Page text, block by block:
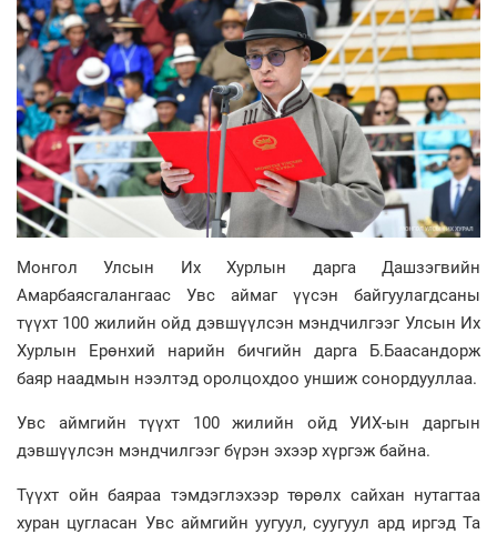
Монгол Улсын Их Хурлын дарга Дашзэгвийн
Амарбаясгалангаас Увс аймаг үүсэн байгуулагдсаны
түүхт 100 жилийн ойд дэвшүүлсэн мэндчилгээг Улсын Их
Хурлын Ерөнхий нарийн бичгийн дарга Б.Баасандорж
баяр наадмын нээлтэд оролцохдоо уншиж сонордууллаа.
Увс аймгийн түүхт 100 жилийн ойд УИХ-ын даргын
дэвшүүлсэн мэндчилгээг бүрэн эхээр хүргэж байна.
Түүхт ойн баяраа тэмдэглэхээр төрөлх сайхан нутагтаа
хуран цугласан Увс аймгийн уугуул, суугуул ард иргэд Та